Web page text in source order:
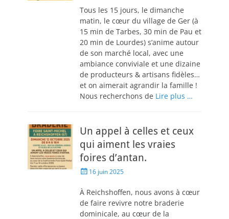
Tous les 15 jours, le dimanche
matin, le cœur du village de Ger (à
15 min de Tarbes, 30 min de Pau et
20 min de Lourdes) s’anime autour
de son marché local, avec une
ambiance conviviale et une dizaine
de producteurs & artisans fidèles…
et on aimerait agrandir la famille !
Nous recherchons de Lire plus …
Un appel à celles et ceux
qui aiment les vraies
foires d’antan.
16 juin 2025
À Reichshoffen, nous avons à cœur
de faire revivre notre braderie
dominicale, au cœur de la